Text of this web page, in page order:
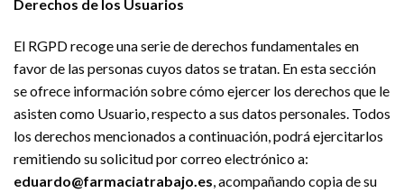
Derechos de los Usuarios
El RGPD recoge una serie de derechos fundamentales en
favor de las personas cuyos datos se tratan. En esta sección
se ofrece información sobre cómo ejercer los derechos que le
asisten como Usuario, respecto a sus datos personales. Todos
los derechos mencionados a continuación, podrá ejercitarlos
remitiendo su solicitud por correo electrónico a:
eduardo@farmaciatrabajo.es , acompañando copia de su